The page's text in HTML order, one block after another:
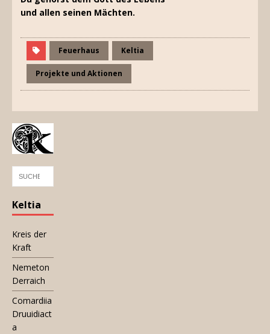
und allen seinen Mächten.
Feuerhaus Keltia
Projekte und Aktionen
Keltia
Kreis der
Kraft
Nemeton
Derraich
Comardiia
Druuidiact
a